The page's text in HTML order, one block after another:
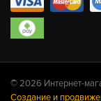
© 2026 Интернет-
Создание и